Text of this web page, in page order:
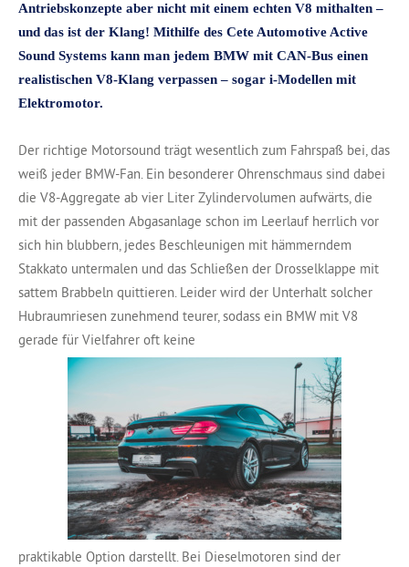
Antriebskonzepte aber nicht mit einem echten V8 mithalten –
und das ist der Klang! Mithilfe des Cete Automotive Active
Sound Systems kann man jedem BMW mit CAN-Bus einen
realistischen V8-Klang verpassen – sogar i‑Modellen mit
Elektromotor.
Der richtige Motorsound trägt wesentlich zum Fahrspaß bei, das
weiß jeder BMW-Fan. Ein besonderer Ohrenschmaus sind dabei
die V8-Aggregate ab vier Liter Zylindervolumen aufwärts, die
mit der passenden Abgasanlage schon im Leerlauf herrlich vor
sich hin blubbern, jedes Beschleunigen mit hämmerndem
Stakkato untermalen und das Schließen der Drosselklappe mit
sattem Brabbeln quittieren. Leider wird der Unterhalt solcher
Hubraumriesen zunehmend teurer, sodass ein BMW mit V8
gerade für Vielfahrer oft keine
praktikable Option darstellt. Bei Dieselmotoren sind der